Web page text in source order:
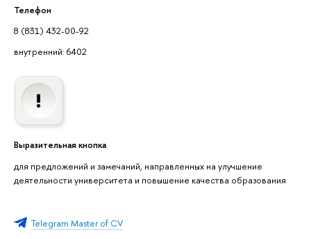
Телефон
8 (831) 432-00-92
внутренний: 6402
Выразительная кнопка
для предложений и замечаний, направленных на улучшение
деятельности университета и повышение качества образования
Telegram Master of CV